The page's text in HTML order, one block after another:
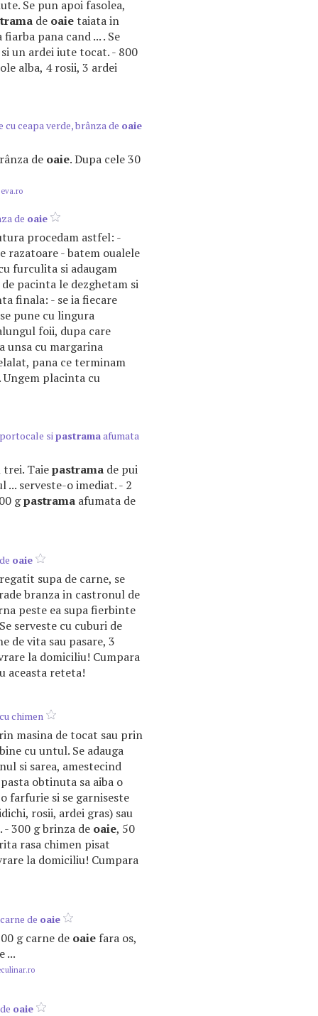
Se pun apoi fasolea,
de oaietaiata in
fiarba pana cand ... . Se
un ardei iute tocat. - 800
alba, 4 rosii, 3 ardei
ceapa verde, brânza de oaie
de oaie. Dupa cele 30
de oaie
procedam astfel: -
razatoare - batem oualele
furculita si adaugam
pacinta le dezghetam si
finala: - se ia fiecare
pune cu lingura
foii, dupa care
unsa cu margarina
pana ce terminam
placinta cu
sipastramaafumata
trei. Taiepastrama de pui
... serveste-o imediat. - 2
gpastrama afumata de
oaie
supa de carne, se
branza in castronul de
peste ea supa fierbinte
serveste cu cuburi de
de vita sau pasare, 3
la domiciliu! Cumpara
aceasta reteta!
chimen
masina de tocat sau prin
cu untul. Se adauga
si sarea, amestecind
obtinuta sa aiba o
farfurie si se garniseste
rosii, ardei gras) sau
300 g brinza de oaie, 50
rasa chimen pisat
la domiciliu! Cumpara
de oaie
g carne de oaie fara os,
...
oaie